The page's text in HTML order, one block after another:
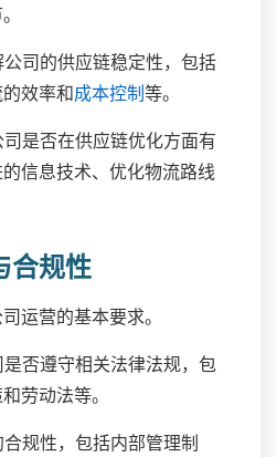
司的供应链稳定性，包括
效率和成本控制等。
是否在供应链优化方面有
信息技术、优化物流路线
合规性
运营的基本要求。
否遵守相关法律法规，包
劳动法等。
规性，包括内部管理制